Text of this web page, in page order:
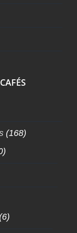
(168)